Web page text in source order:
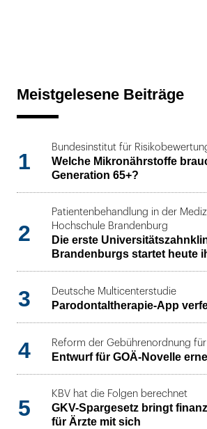
Meistgelesene Beiträge
1
Bundesinstitut für
Welche Mikronährstoffe
Generation 65+?
2
Patientenbehandlung in der
Hochschule Brandenburg
Die erste
Brandenburgs startet heute
3 Deutsche Multicenterstudie
Parodontaltherapie-App
4 Reform der Gebührenordnung
Entwurf für GOÄ-Novelle
5
KBV hat die Folgen berechnet
GKV-Spargesetz bringt
für Ärzte mit sich